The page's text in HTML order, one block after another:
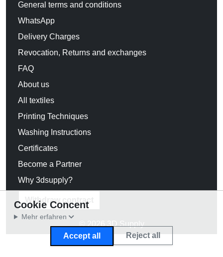
General terms and conditions
WhatsApp
Delivery Charges
Revocation, Returns and exchanges
FAQ
About us
All textiles
Printing Techniques
Washing Instructions
Certificates
Become a Partner
Why 3dsupply?
Withdraw contract
© 2026 3D Supply
Cookie Concent
Mehr erfahren
Accept all Reject all